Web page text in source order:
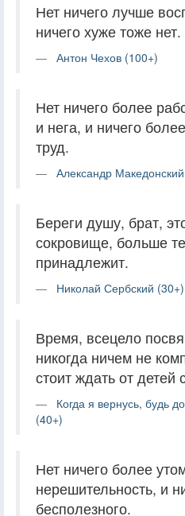
Нет ничего лучше
ничего хуже тоже нет.
Антон Чехов (100+)
Нет ничего более
и нега, и ничего
труд.
Александр
Береги душу, брат,
сокровище, больше
принадлежит.
Николай Сербский (30+)
Время, всецело
никогда ничем не
стоит ждать от детей
Когда я вернусь, будь
(40+)
Нет ничего более
нерешительность, и
бесполезного.